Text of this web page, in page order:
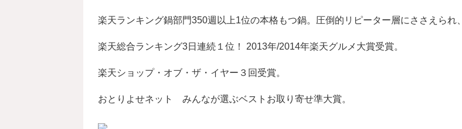
楽天ランキング鍋部門350週以上1位の本格もつ鍋。圧倒的リピーター層にささえられ、
楽天総合ランキング3日連続１位！ 2013年/2014年楽天グルメ大賞受賞。
楽天ショップ・オブ・ザ・イヤー３回受賞。
おとりよせネット みんなが選ぶベストお取り寄せ準大賞。